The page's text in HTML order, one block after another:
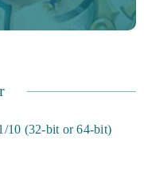
harika
10 (32-bit or 64-bit)